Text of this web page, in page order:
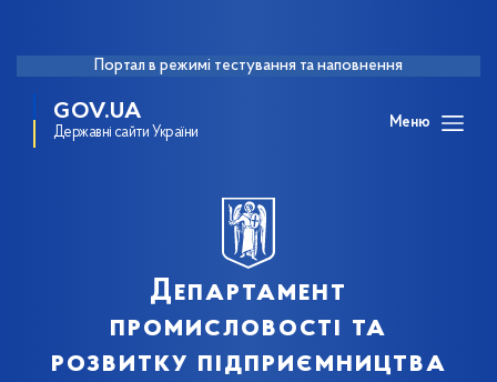
Портал в режимі тестування та наповнення
GOV.UA
Державні сайти України
Меню
Департамент
промисловості та
розвитку підприємництва